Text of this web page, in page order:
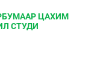
ЦАХИМ
СТУДИ